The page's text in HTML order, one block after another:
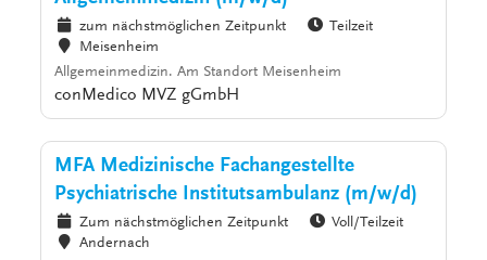
zum nächstmöglichen Zeitpunkt
Teilzeit
Meisenheim
Allgemeinmedizin. Am Standort Meisenheim
conMedico MVZ gGmbH
MFA Medizinische Fachangestellte
Psychiatrische Institutsambulanz (m/w/d)
Zum nächstmöglichen Zeitpunkt
Voll/Teilzeit
Andernach